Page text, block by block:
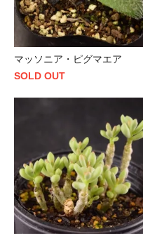
マッソニア・ピグマエア
SOLD OUT